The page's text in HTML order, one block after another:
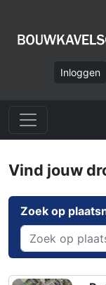
Inloggen
Vind jouw
Zoek op